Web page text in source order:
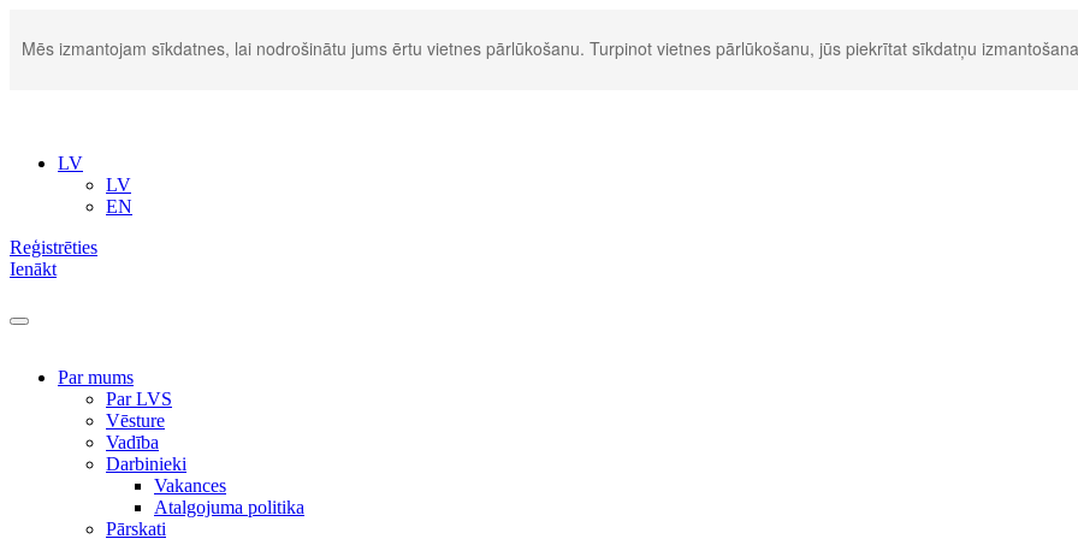
Mēs izmantojam sīkdatnes, lai nodrošinātu jums ērtu vietnes pārlūkošanu. Turpinot vietnes pārlūkošanu, jūs piekrītat sīkdatņu
LV
LV
EN
Reģistrēties
Ienākt
Par mums
Par LVS
Vēsture
Vadība
Darbinieki
Vakances
Atalgojuma politika
Pārskati